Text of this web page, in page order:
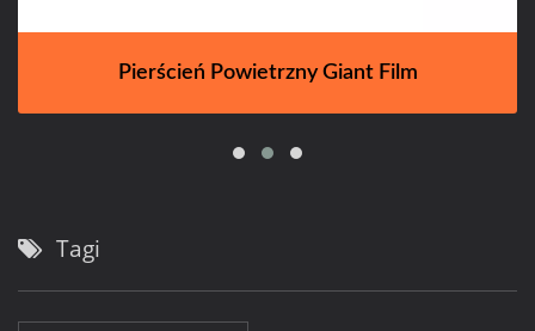
Pierścień Powietrzny Giant Film
Tagi